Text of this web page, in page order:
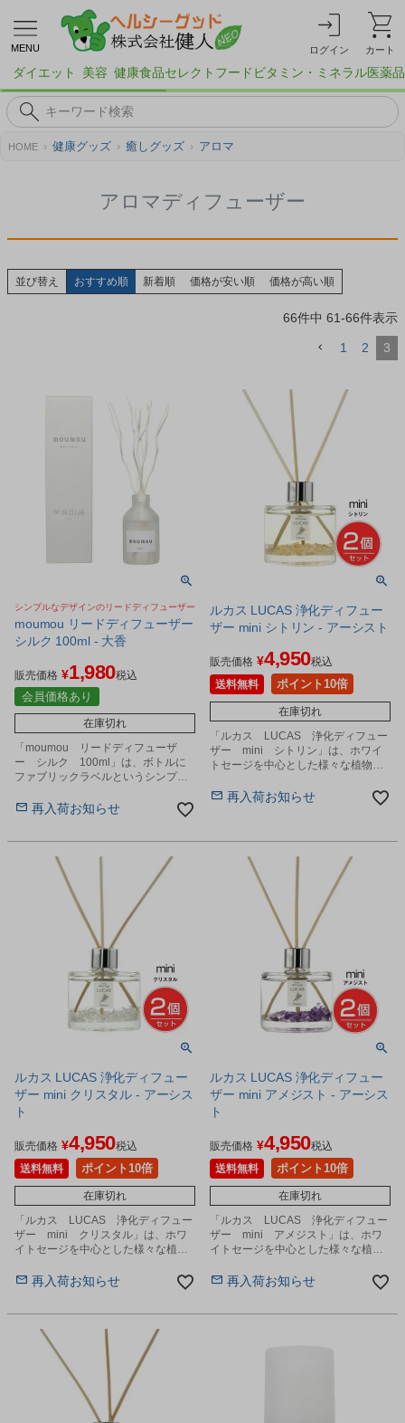
MENU ログイン カート
ダイエット 美容 健康食品セレクトフード ビタミン・ミネラル医薬品
HOME 健康グッズ 癒しグッズ アロマ
アロマディフューザー
並び替え おすすめ順 新着順 価格が安い順 価格が高い順
66件中 61-66件表示
1 2 3
シンプルなデザインのリードディフューザー
moumou リードディフューザー
シルク 100ml - 大香
販売価格 ¥1,980税込
会員価格あり
在庫切れ
「moumou リードディフューザ
ー シルク 100ml」は、ボトルに
ファブリックラベルというシンプル
です。再入荷お知らせ
ルカス LUCAS 浄化ディフュー
ザー mini シトリン - アーシスト
販売価格 ¥4,950税込
送料無料
ポイント10倍
在庫切れ
「ルカス LUCAS 浄化ディフュー
ザー mini シトリン」は、ホワイ
トセージを中心とした様々な植物か
イルを贅沢に使用した、天然成分
再入荷お知らせ
ルカス LUCAS 浄化ディフュー
ザー mini クリスタル - アーシス
ト
販売価格 ¥4,950税込
送料無料
ポイント10倍
在庫切れ
「ルカス LUCAS 浄化ディフュー
ザー mini クリスタル」は、ホワ
イトセージを中心とした様々な植物
オイルを贅沢に使用した、天然成分
再入荷お知らせ
ルカス LUCAS 浄化ディフュー
ザー mini アメジスト - アーシス
ト
販売価格 ¥4,950税込
送料無料
ポイント10倍
在庫切れ
「ルカス LUCAS 浄化ディフュー
ザー mini アメジスト」は、ホワ
イトセージを中心とした様々な植物
オイルを贅沢に使用した、天然成分
再入荷お知らせ